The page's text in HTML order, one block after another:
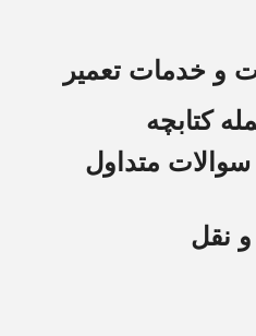
و خدمات تعمیر
کتابچه
سوالات متداول
نقل